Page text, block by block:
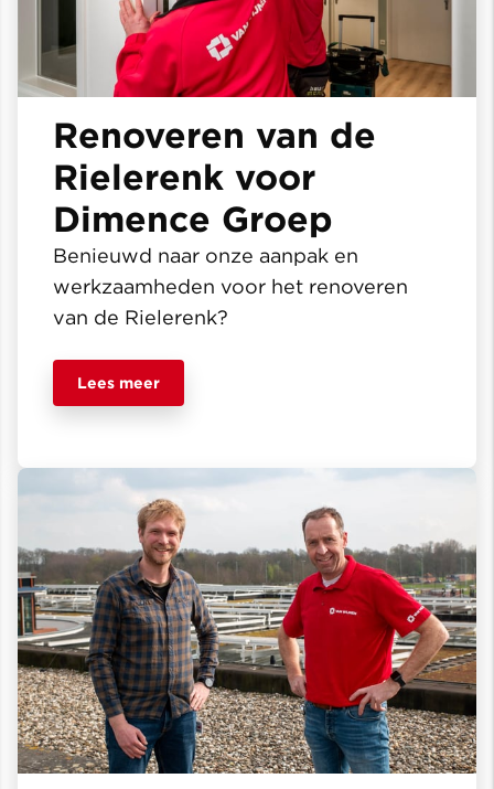
Renoveren van de
Rielerenk voor
Dimence Groep
Benieuwd naar onze aanpak en
werkzaamheden voor het renoveren
van de Rielerenk?
Lees meer